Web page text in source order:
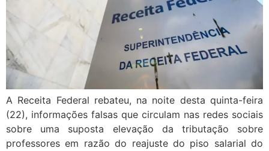
A Receita Federal rebateu, na noite desta quinta-feira
(22), informações falsas que circulam nas redes sociais
sobre uma suposta elevação da tributação sobre
professores em razão do reajuste do piso salarial do